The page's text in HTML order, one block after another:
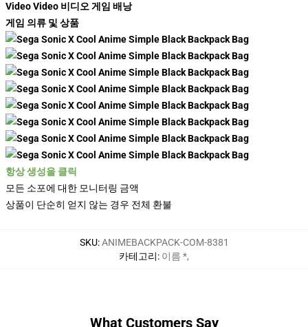
Video Video 비디오 게임 배낭
게임 의류 및 상품
항상 생성을 클릭
모든 소포에 대한 모니터링 금액
상품이 단순히 얻지 않는 경우 전체 환불
SKU:ANIMEBACKPACK-COM-8381
카테고리: 이름 *,
What Customers Say